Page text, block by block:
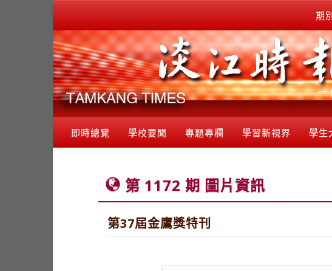
期
即時總覽 學校要聞 專題專欄 學習新視界 學生
第 1172 期 圖片資訊
第37屆金鷹獎特刊